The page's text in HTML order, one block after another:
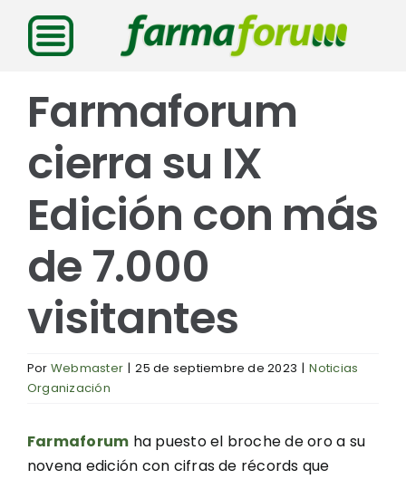
Saltar
contenido
Farmaforum
cierra su IX
Edición con más
de 7.000
visitantes
Por Webmaster | 25 de septiembre de 2023 | Noticias
Organización
Farmaforum ha puesto el broche de oro a su
novena edición con cifras de récords que